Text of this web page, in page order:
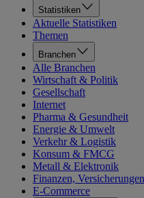
Statistiken
Aktuelle Statistiken
Themen
Branchen
Alle Branchen
Wirtschaft & Politik
Gesellschaft
Internet
Pharma & Gesundheit
Energie & Umwelt
Verkehr & Logistik
Konsum & FMCG
Metall & Elektronik
Finanzen,
E-Commerce